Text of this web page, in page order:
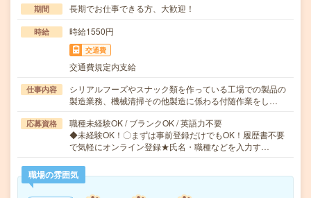
期間 長期でお仕事できる方、大歓迎！
時給 時給1550円
交通費
交通費規定内支給
仕事内容
シリアルフーズやスナック類を作っている工場での製品の
製造業務、機械清掃その他製造に係わる付随作業をし…
応募資格
職種未経験OK / ブランクOK / 英語力不要
◆未経験OK！〇まずは事前登録だけでもOK！履歴書不要
で気軽にオンライン登録★氏名・職種などを入力す…
職場の雰囲気